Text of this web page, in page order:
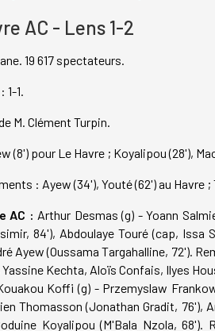
AC - Lens 1-2
19 617 spectateurs.
1-1.
M. Clément Turpin.
(8') pour Le Havre ; Koyalipou (28'),
: Ayew (34'), Youté (62') au Havre ;
AC : Arthur Desmas (g) - Yoann
84'), Abdoulaye Touré (cap,
Ayew (Oussama Targahalline, 72').
Kechta, Aloïs Confais, Ilyes
Koffi (g) - Przemyslaw
Thomasson (Jonathan Gradit, 76'),
Koyalipou (M'Bala Nzola,